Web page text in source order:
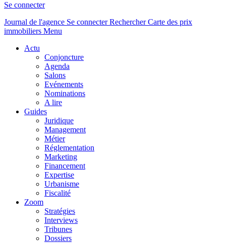
Se connecter
Journal de l'agence Se connecterRechercher Carte des prix
immobiliers Menu
Actu
Conjoncture
Agenda
Salons
Evénements
Nominations
A lire
Guides
Juridique
Management
Métier
Réglementation
Marketing
Financement
Expertise
Urbanisme
Fiscalité
Zoom
Stratégies
Interviews
Tribunes
Dossiers